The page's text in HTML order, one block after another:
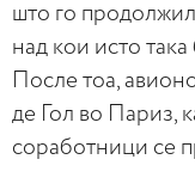
што го
над кои исто
После тоа,
де Гол во Париз,
соработници се